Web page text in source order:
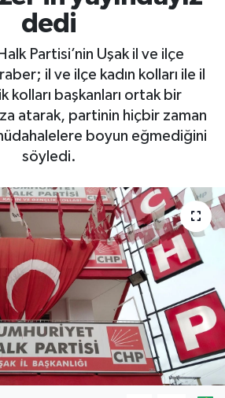
dedi
Partisi’nin Uşak il ve ilçe
il ve ilçe kadın kolları ile il
kolları başkanları ortak bir
atarak, partinin hiçbir zaman
boyun eğmediğini
söyledi.